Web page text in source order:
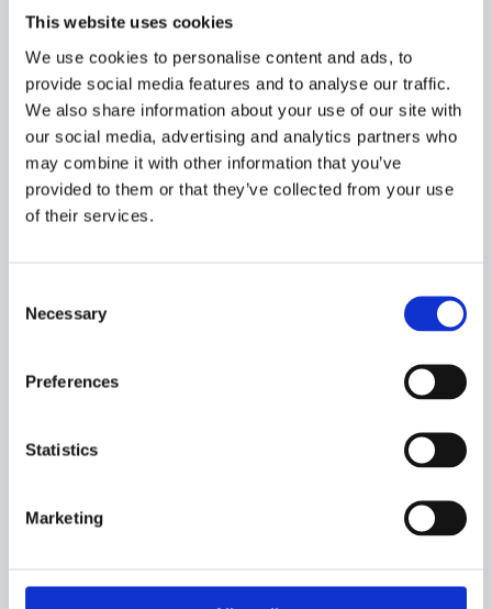
This website uses cookies
We use cookies to personalise content and ads, to
provide social media features and to analyse our traffic.
We also share information about your use of our site with
our social media, advertising and analytics partners who
may combine it with other information that you’ve
provided to them or that they’ve collected from your use
of their services.
Selection
Necessary
Preferences
Statistics
Marketing
DESIGN:
Karstensens Skibsværft A/S
OWNERS:
HOMEPORT:
September 2020​